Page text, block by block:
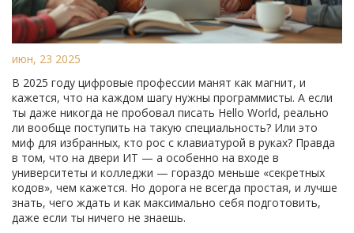
июн, 23 2025
В 2025 году цифровые профессии манят как магнит, и
кажется, что на каждом шагу нужны программисты. А если
ты даже никогда не пробовал писать Hello World, реально
ли вообще поступить на такую специальность? Или это
миф для избранных, кто рос с клавиатурой в руках? Правда
в том, что на двери ИТ — а особенно на входе в
университеты и колледжи — гораздо меньше «секретных
кодов», чем кажется. Но дорога не всегда простая, и лучше
знать, чего ждать и как максимально себя подготовить,
даже если ты ничего не знаешь.